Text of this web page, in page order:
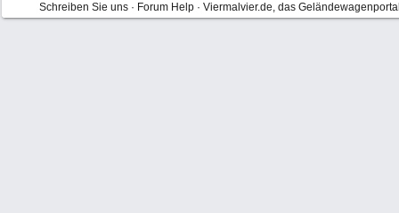
Schreiben Sie uns · Forum Help · Viermalvier.de, das